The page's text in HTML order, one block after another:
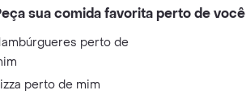
sua comida favorita perto de você
perto de
perto de mim